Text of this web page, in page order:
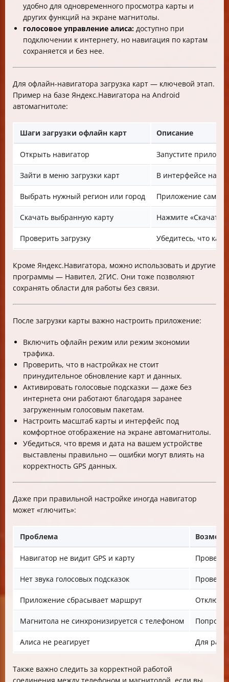
удобно для одновременного просмотра карты и
других функций на экране магнитолы.
голосовое управление алиса: доступно при
подключении к интернету, но навигация по картам
сохраняется и без нее.
Для офлайн-навигатора загрузка карт — ключевой этап.
Пример на базе Яндекс.Навигатора на Android
автомагнитоле:
Шаги загрузки офлайн карт Описание
Открыть навигатор Запустите
Зайти в меню загрузки карт В интерфейсе
Выбрать нужный регион или город Приложение
Скачать выбранную карту Нажмите
Проверить загрузку Убедитесь, что
Кроме Яндекс.Навигатора, можно использовать и другие
программы — Навител, 2ГИС. Они тоже позволяют
сохранять области для работы без связи.
После загрузки карты важно настроить приложение:
Включить офлайн режим или режим экономии
трафика.
Проверить, что в настройках не стоит
принудительное обновление карт и данных.
Активировать голосовые подсказки — даже без
интернета они работают благодаря заранее
загруженным голосовым пакетам.
Настроить масштаб карты и интерфейс под
комфортное отображение на экране автомагнитолы.
Убедиться, что время и дата на вашем устройстве
выставлены правильно — ошибки могут влиять на
корректность GPS данных.
Даже при правильной настройке иногда навигатор
может «глючить»:
Проблема
Навигатор не видит GPS и карту
Нет звука голосовых подсказок
Приложение сбрасывает маршрут
Магнитола не синхронизируется с телефоном
Алиса не реагирует Для
Также важно следить за корректной работой